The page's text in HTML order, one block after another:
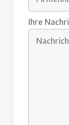
Ihre